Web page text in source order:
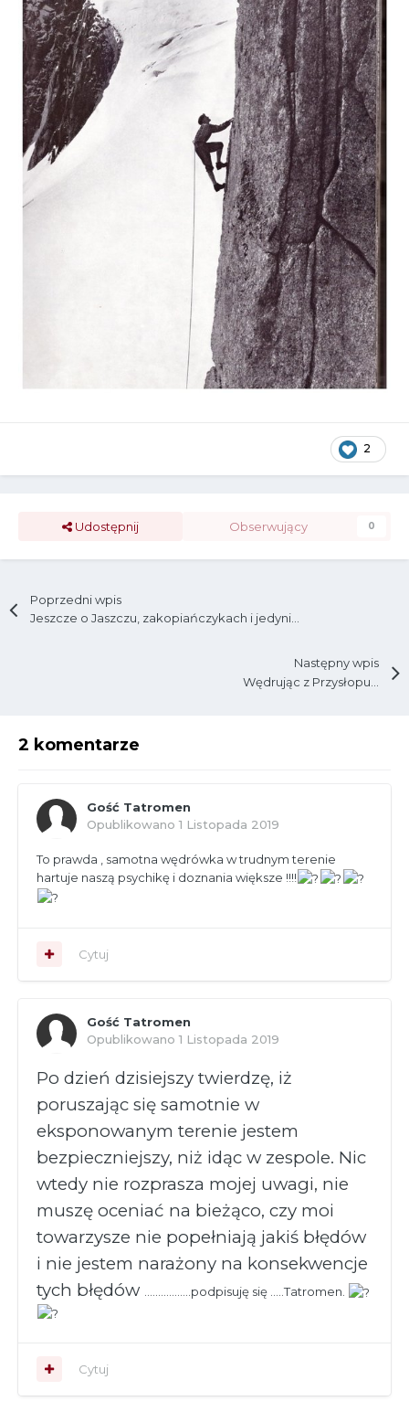
2
Udostępnij Obserwujący 0
Poprzedni wpis
Jeszcze o Jaszczu, zakopiańczykach i jedynie słusznej ideologii
Następny wpis
Wędrując z Przysłopu...
2 komentarze
Gość Tatromen
Opublikowano1 Listopada 2019
To prawda , samotna wędrówka w trudnym terenie
hartuje naszą psychikę i doznania większe !!!!
Cytuj
Gość Tatromen
Opublikowano1 Listopada 2019
Po dzień dzisiejszy twierdzę, iż
poruszając się samotnie w
eksponowanym terenie jestem
bezpieczniejszy, niż idąc w zespole. Nic
wtedy nie rozprasza mojej uwagi, nie
muszę oceniać na bieżąco, czy moi
towarzysze nie popełniają jakiś błędów
i nie jestem narażony na konsekwencje
tych błędów
.................podpisuję się .....Tatromen.
Cytuj